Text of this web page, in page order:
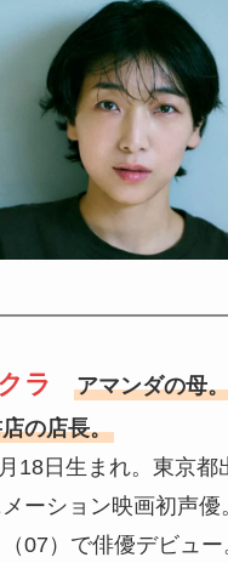
ラ
アマンダの母
の店長。
18日生まれ。東京都
ーション映画初声優
07）で俳優デビュ